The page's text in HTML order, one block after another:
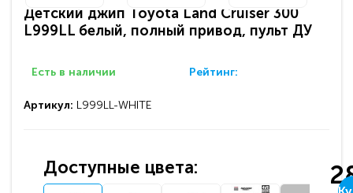
Детский джип Toyota Land Cruiser 300
L999LL белый, полный привод, пульт ДУ
Есть в наличии Рейтинг:
Артикул: L999LL-WHITE
Доступные цвета: